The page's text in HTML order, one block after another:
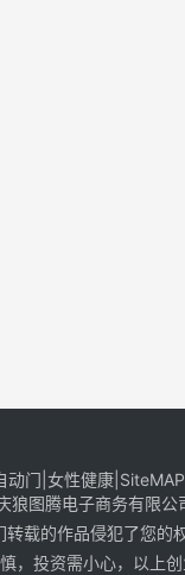
动门 女性健康|
狼图腾电子商务有限公
载的作品侵犯了您
，投资需小心，以上创